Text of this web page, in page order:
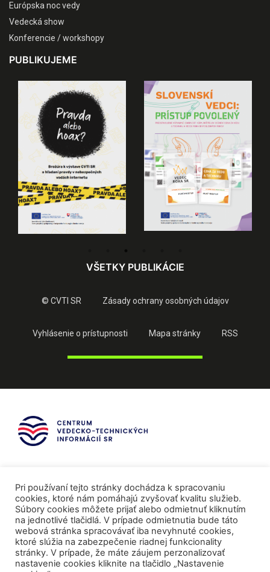
Európska noc vedy
Vedecká show
Konferencie / workshopy
PUBLIKUJEME
VŠETKY PUBLIKÁCIE
© CVTI SR Zásady ochrany osobných údajov
Vyhlásenie o prístupnosti Mapa stránky RSS
Pri používaní tejto stránky dochádza k spracovaniu
cookies, ktoré nám pomáhajú zvyšovať kvalitu služieb.
Súbory cookies môžete prijať alebo odmietnuť kliknutím
na jednotlivé tlačidlá. V prípade odmietnutia bude táto
webová stránka spracovávať iba nevyhnuté cookies,
ktoré slúžia na zabezpečenie riadnej funkcionality
stránky. V prípade, že máte záujem perzonalizovať
nastavenie cookies kliknite na tlačidlo „Nastavenie